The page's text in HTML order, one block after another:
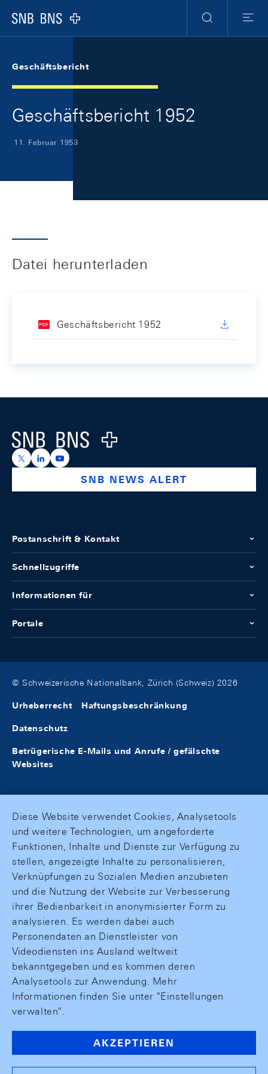
Logo
Suche
Menu
Geschäftsbericht
Geschäftsbericht 1952
11. Februar 1953
Datei herunterladen
Geschäftsbericht 1952
Logo
https://x.com/snb_bns
https://ch.linkedin.com/company/swiss-national-
https://www.youtube.com/@swissnationalbank
SNB NEWS ALERT
Postanschrift & Kontakt
Schnellzugriffe
Informationen für
Portale
© Schweizerische Nationalbank, Zürich (Schweiz) 2026
Urheberrecht Haftungsbeschränkung
Datenschutz
Betrügerische E-Mails und Anrufe / gefälschte
Websites
Diese Website verwendet Cookies, Analysetools
und weitere Technologien, um angeforderte
Funktionen, Inhalte und Dienste zur Verfügung zu
stellen, angezeigte Inhalte zu personalisieren,
Verknüpfungen zu Sozialen Medien anzubieten
und die Nutzung der Website zur Verbesserung
ihrer Bedienbarkeit in anonymisierter Form zu
analysieren. Es werden dabei auch
Personendaten an Dienstleister von
Videodiensten ins Ausland weltweit
bekanntgegeben und es kommen deren
Analysetools zur Anwendung. Mehr
Informationen finden Sie unter "Einstellungen
verwalten".
AKZEPTIEREN